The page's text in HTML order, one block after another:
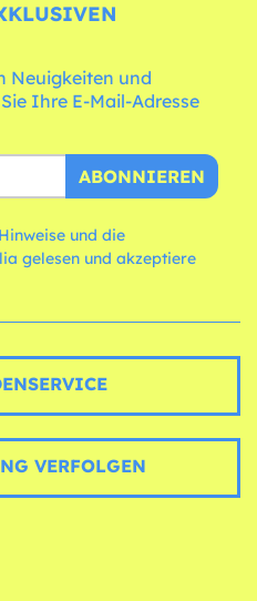
Neuigkeiten und
Ihre E-Mail-Adresse
ABONNIEREN
und die
VERFOLGEN